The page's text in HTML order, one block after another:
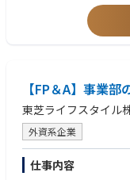
・エンゲージメント向
②変化する、改善する
る
③自己成長への情熱を持つ
入社後：
・ビジネス人事（
【FP＆A】事業
東芝ライフスタイル
外資系企業
仕事内容